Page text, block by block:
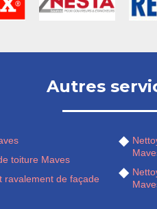
Autres
toiture Maves
ravalement de façade